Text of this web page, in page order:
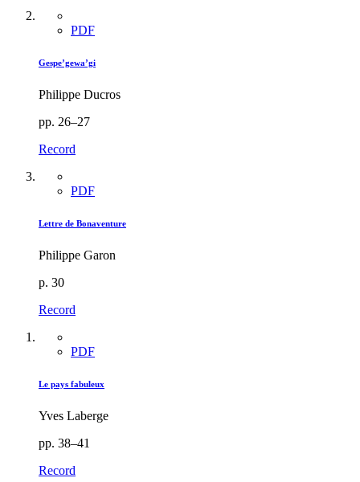
PDF
Gespe’gewa’gi
Philippe Ducros
pp. 26–27
Record
PDF
Lettre de Bonaventure
Philippe Garon
p. 30
Record
PDF
Le pays fabuleux
Yves Laberge
pp. 38–41
Record